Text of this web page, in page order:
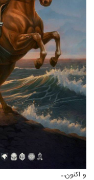
و اکنون...